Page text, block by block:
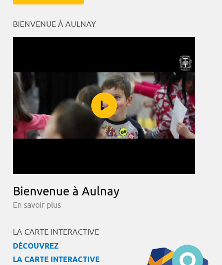
BIENVENUE À AULNAY
Bienvenue à Aulnay
En savoir plus
LA CARTE INTERACTIVE
DÉCOUVREZ
LA CARTE INTERACTIVE